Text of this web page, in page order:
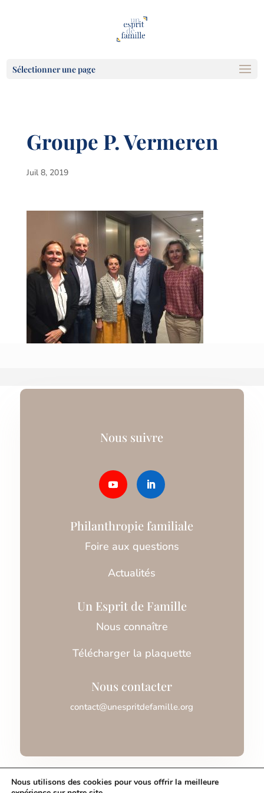
Sélectionner une page
Groupe P. Vermeren
Juil 8, 2019
Nous suivre
Philanthropie familiale
Foire aux questions
Actualités
Un Esprit de Famille
Nous connaître
Télécharger la plaquette
Nous contacter
contact@unespritdefamille.org
Nous utilisons des cookies pour vous offrir la meilleure